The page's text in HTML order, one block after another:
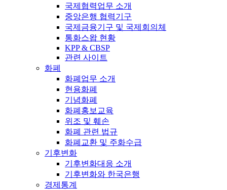
국제협력업무 소개
중앙은행 협력기구
국제금융기구 및 국제회의체
통화스왑 현황
KPP & CBSP
관련 사이트
화폐
화폐업무 소개
현용화폐
기념화폐
화폐홍보교육
위조 및 훼손
화폐 관련 법규
화폐교환 및 주화수급
기후변화
기후변화대응 소개
기후변화와 한국은행
경제통계